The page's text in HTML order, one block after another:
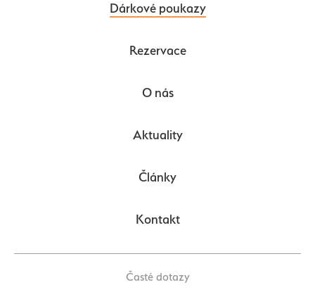
Dárkové poukazy
Rezervace
O nás
Aktuality
Články
Kontakt
Časté dotazy